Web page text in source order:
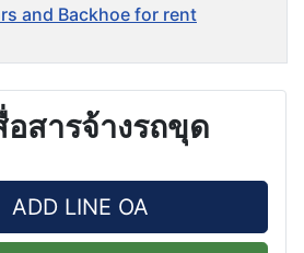
and Backhoe for rent
สารจ้างรถขุด
ADD LINE OA